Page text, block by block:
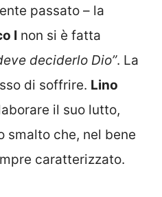
passato – la
I non si è fatta
deciderlo Dio”. La
di soffrire. Lino
il suo lutto,
smalto che, nel bene
caratterizzato.